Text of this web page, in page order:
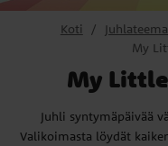
Koti
My
My
Juhli syntymäpäivää
Valikoimasta löydät